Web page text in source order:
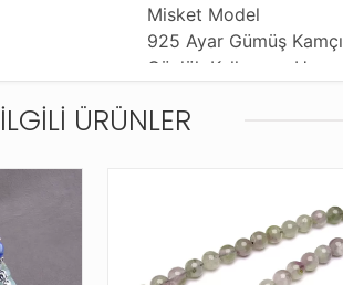
Misket Model
925 Ayar Gümüş Kamçı
Günlük Kullanıma
Dayanıklı Tesbih İpi
İLGILI ÜRÜNLER